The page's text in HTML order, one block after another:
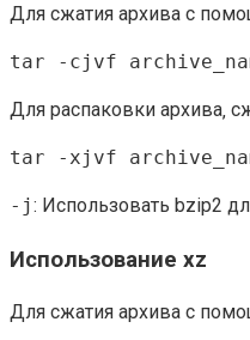
Для сжатия архива с
tar -cjvf
Для распаковки архива‚
tar -xjvf
-j: Использовать bzip2
Использование xz
Для сжатия архива с